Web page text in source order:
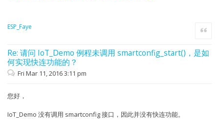
ESP_Faye
Re: 请问 IoT_Demo 例程未调用 smartconfig_start()，是如
何实现快连功能的？
Quote
Fri Mar 11, 2016 3:11 pm
您好，
IoT_Demo 没有调用 smartconfig 接口，因此并没有快连功能。